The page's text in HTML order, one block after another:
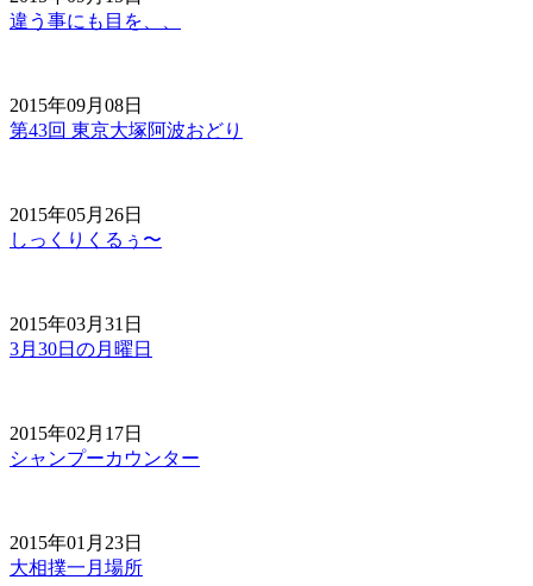
違う事にも目を、、
2015年09月08日
第43回 東京大塚阿波おどり
2015年05月26日
しっくりくるぅ〜
2015年03月31日
3月30日の月曜日
2015年02月17日
シャンプーカウンター
2015年01月23日
大相撲一月場所